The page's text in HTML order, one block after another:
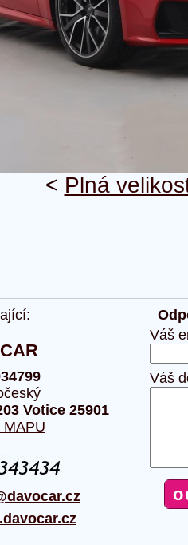
< Plná
Votice 25901
MAPU
Váš
Váš